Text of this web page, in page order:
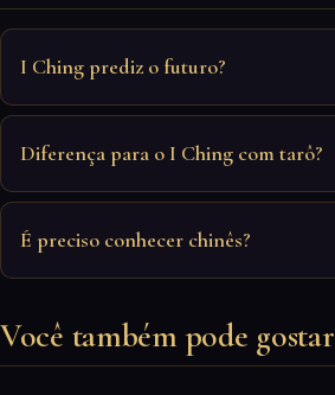
I Ching prediz o futuro?
Diferença para o I Ching com tarô?
É preciso conhecer chinês?
Você também pode gostar